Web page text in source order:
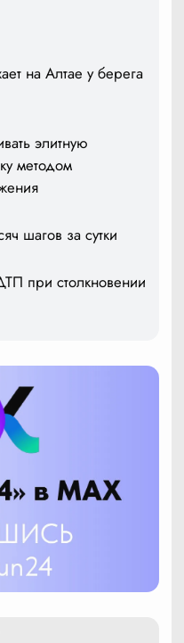
на Алтае у берега
элитную
методом
шагов за сутки
при столкновении